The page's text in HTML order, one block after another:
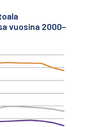
vuosina 2000–